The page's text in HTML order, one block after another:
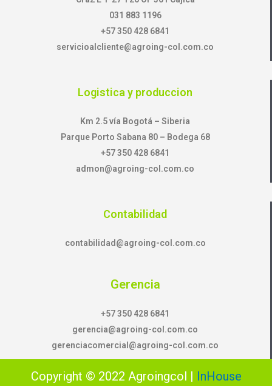
031 883 1196​
+57 350 428 6841
servicioalcliente@agroing-col.com.co
Logistica y produccion
Km 2.5 vía Bogotá – Siberia
Parque Porto Sabana 80 – Bodega 68
+57 350 428 6841
admon@agroing-col.com.co
Contabilidad
contabilidad@agroing-col.com.co
Gerencia
+57 350 428 6841
gerencia@agroing-col.com.co
gerenciacomercial@agroing-col.com.co
Copyright © 2022 Agroingcol | InHouse